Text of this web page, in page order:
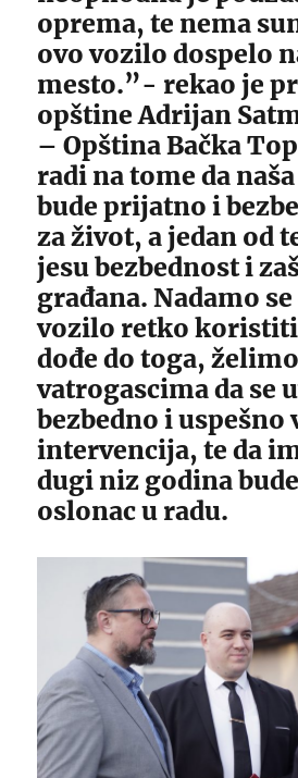
oprema, te nema
ovo vozilo dospelo
mesto.”- rekao je
opštine Adrijan
– Opština Bačka
radi na tome da
bude prijatno i
za život, a jedan od
jesu bezbednost i
građana. Nadamo se
vozilo retko
dođe do toga, želimo
vatrogascima da se
bezbedno i uspešno
intervencija, te da
dugi niz godina
oslonac u radu.